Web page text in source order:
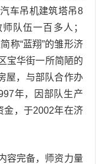
车吊机建筑塔吊8
队伍一百多人；
称“蓝翔”的雏形济
宝华街一所简陋的
屋，与部队合作办
年，因部队生产
金，于2002年在济
容完备，师资力量